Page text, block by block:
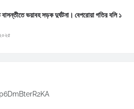
বাসন্তীতে ভয়াবহ সড়ক দুর্ঘটনা। বেপরোয়া গতির বলি ১